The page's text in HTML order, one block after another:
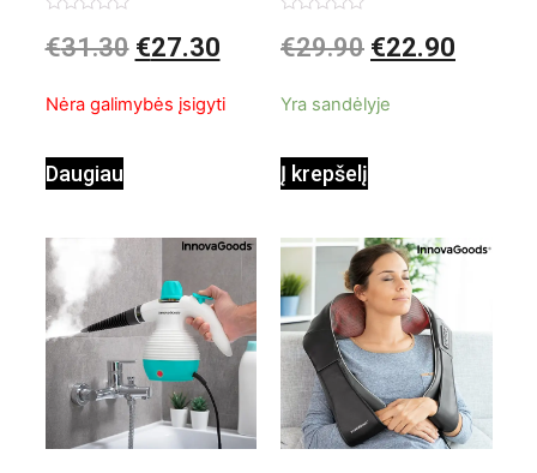
valiklis Klinmag
0
iš
€31.30 €27.30
Nėra galimybės įsigyti
Daugiau
Baltai pilkas
0
iš
€29.90 €22.90
Yra sandėlyje
Į krepšelį